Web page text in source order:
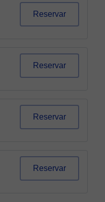
Reservar
Reservar
Reservar
Reservar